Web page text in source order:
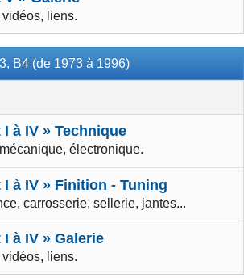
liens.
B4 (de 1973 à 1996)
I à IV » Technique
électronique.
I à IV » Finition - Tuning
carrosserie, sellerie, jantes...
I à IV » Galerie
vidéos, liens.